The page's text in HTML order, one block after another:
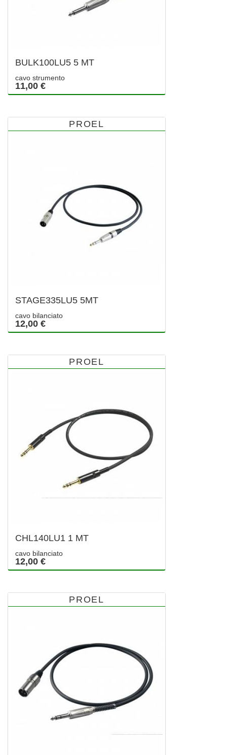
BULK100LU5 5 MT
cavo strumento
11,00 €
PROEL
STAGE335LU5 5MT
cavo bilanciato
12,00 €
PROEL
CHL140LU1 1 MT
cavo bilanciato
12,00 €
PROEL